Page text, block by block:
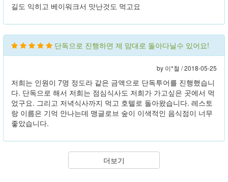
길도 익히고 베이워크서 맛난것도 먹고요
단독으로 진행하면 제 맘대로 돌아다닐수 있어요!
by 이*철 /2018-05-25
저희는 인원이 7명 정도라 같은 금액으로 단독투어를 진행했습니
다. 단독으로 해서 저희는 점심식사도 저희가 가고싶은 곳에서 먹
었구요. 그리고 저녁식사까지 먹고 호텔로 돌아왔습니다. 레스토
랑 이름은 기억 안나는데 맹글로브 숲이 이색적인 음식점이 너무
좋았습니다.
더보기